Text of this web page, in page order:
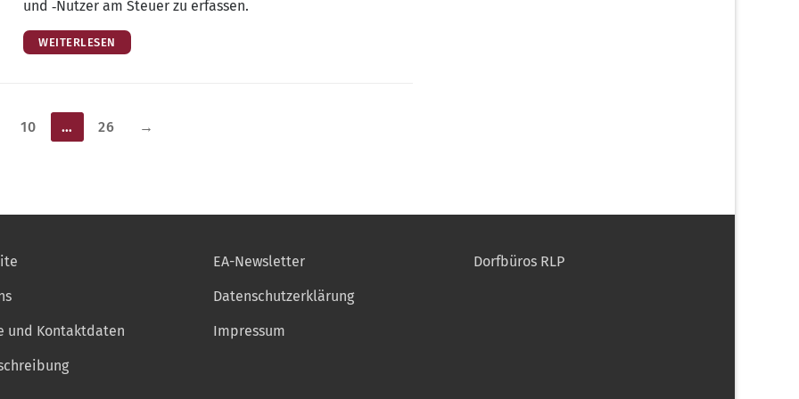
und ‑Nut­zer am Steu­er zu erfassen.
WEITERLESEN
10 … 26 →
und Kontaktdaten
EA-Newsletter
Datenschutzerklärung
Impressum
Dorfbüros RLP